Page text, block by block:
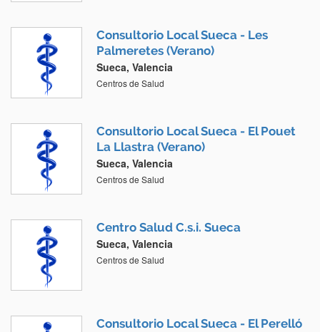
Consultorio Local Sueca - Les
Palmeretes (Verano)
Sueca, Valencia
Centros de Salud
Consultorio Local Sueca - El Pouet
La Llastra (Verano)
Sueca, Valencia
Centros de Salud
Centro Salud C.s.i. Sueca
Sueca, Valencia
Centros de Salud
Consultorio Local Sueca - El Perelló